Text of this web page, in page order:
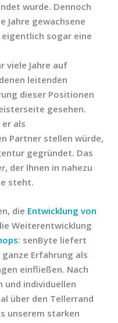
wurde. Dennoch
Jahre gewachsene
eigentlich sogar eine
viele Jahre auf
leitenden
dieser Positionen
gesehen.
als
Partner stellen würde,
gegründet. Das
der Ihnen in nahezu
steht.
die Entwicklung von
Weiterentwicklung
: senByte liefert
Erfahrung als
einfließen. Nach
und individuellen
über den Tellerrand
unserem starken